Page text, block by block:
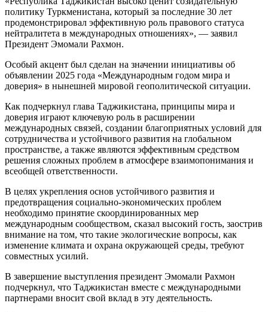
политику Туркменистана, который за последние 30 лет
продемонстрировал эффективную роль правового статуса
нейтралитета в международных отношениях», — заявил
Президент Эмомали Рахмон.
Особый акцент был сделан на значении инициативы об
объявлении 2025 года «Международным годом мира и
доверия» в нынешней мировой геополитической ситуации.
Как подчеркнул глава Таджикистана, принципы мира и
доверия играют ключевую роль в расширении
международных связей, создании благоприятных условий для
сотрудничества и устойчивого развития на глобальном
пространстве, а также являются эффективным средством
решения сложных проблем в атмо­сфере взаимопонимания и
всеобщей ответственности.
В целях укрепления основ устойчивого развития и
предотвращения социально-экономических проблем
необходимо принятие скоординированных мер
международным сообществом, сказал высокий гость, заострив
внимание на том, что такие экологические вопросы, как
изменение климата и охрана окружающей среды, требуют
совместных усилий.
В завершение выступления президент Эмомали Рахмон
подчеркнул, что Таджикистан вместе с международными
партнерами вносит свой вклад в эту деятельность.